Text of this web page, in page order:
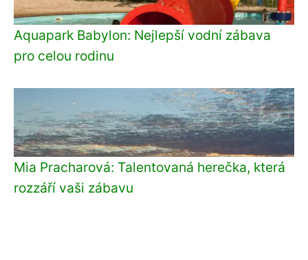
Aquapark Babylon: Nejlepší vodní zábava
pro celou rodinu
Mia Pracharová: Talentovaná herečka, která
rozzáří vaši zábavu